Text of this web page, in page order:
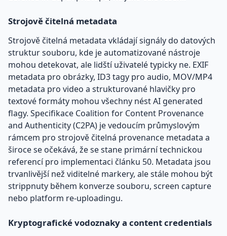
Strojově čitelná metadata
Strojově čitelná metadata vkládají signály do datových
struktur souboru, kde je automatizované nástroje
mohou detekovat, ale lidští uživatelé typicky ne. EXIF
metadata pro obrázky, ID3 tagy pro audio, MOV/MP4
metadata pro video a strukturované hlavičky pro
textové formáty mohou všechny nést AI generated
flagy. Specifikace Coalition for Content Provenance
and Authenticity (C2PA) je vedoucím průmyslovým
rámcem pro strojově čitelná provenance metadata a
široce se očekává, že se stane primární technickou
referencí pro implementaci článku 50. Metadata jsou
trvanlivější než viditelné markery, ale stále mohou být
strippnuty během konverze souboru, screen capture
nebo platform re-uploadingu.
Kryptografické vodoznaky a content credentials